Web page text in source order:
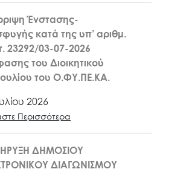
Ένστασης-
κατά της υπ’ αριθμ.
23292/03-07-2026
του Διοικητικού
του Ο.ΦΥ.ΠΕ.ΚΑ.
2026
Περισσότερα
ΔΗΜΟΣΙΟΥ
ΔΙΑΓΩΝΙΣΜΟΥ